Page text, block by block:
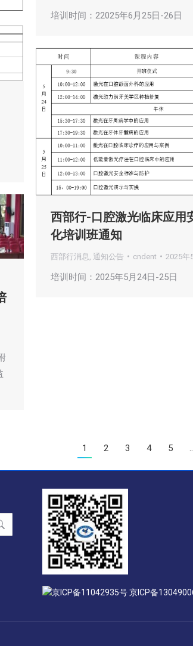
培训时间：22025年6月25日-26日
西部行-口腔激光临床应用
化培训班通知
西部行消息 通知公告 cndent 2025年
培训时间：2025年5月24日-25日
1 2 3 4 5
京ICP备11042935号 京ICP备